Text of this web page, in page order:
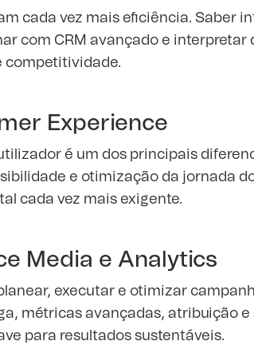
cada vez mais eficiência. Saber
com CRM avançado e
competitividade.
Experience
é um dos principais
e otimização da jornada
cada vez mais exigente.
Media e Analytics
executar e otimizar
métricas avançadas, atribuição
para resultados sustentáveis.